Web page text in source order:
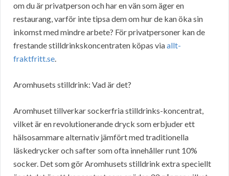
om du är privatperson och har en vän som äger en
restaurang, varför inte tipsa dem om hur de kan öka sin
inkomst med mindre arbete? För privatpersoner kan de
frestande stilldrinkskoncentraten köpas viaallt-
fraktfritt.se.
Aromhusets stilldrink: Vad är det?
Aromhuset tillverkar sockerfria stilldrinks-koncentrat,
vilket är en revolutionerande dryck som erbjuder ett
hälsosammare alternativ jämfört med traditionella
läskedrycker och safter som ofta innehåller runt 10%
socker. Det som gör Aromhusets stilldrink extra speciellt